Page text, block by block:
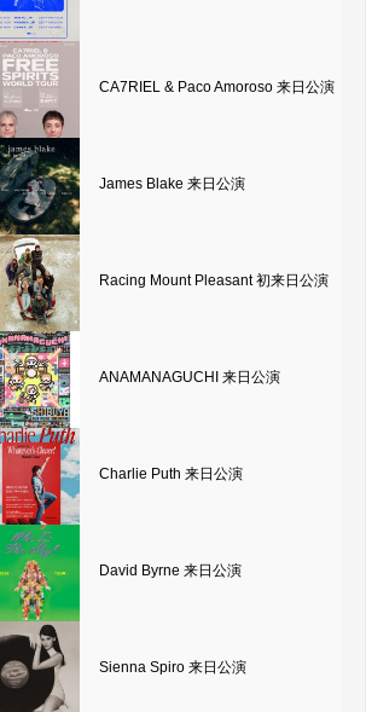
CA7RIEL & Paco Amoroso 来日公演
James Blake 来日公演
Racing Mount Pleasant 初来日公演
ANAMANAGUCHI 来日公演
Charlie Puth 来日公演
David Byrne 来日公演
Sienna Spiro 来日公演